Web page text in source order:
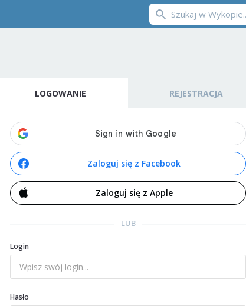
LOGOWANIE REJESTRACJA
Zaloguj się z Facebook
Zaloguj się z Apple
LUB
Login
Hasło